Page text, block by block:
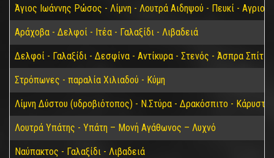
Άγιος Ιωάννης Ρώσος - Λίμνη - Λουτρά Αιδηψού - Πευκί -
Αράχοβα - Δελφοί - Ιτέα - Γαλαξίδι - Λιβαδειά
Δελφοί - Γαλαξίδι - Δεσφίνα - Αντίκυρα - Στενός - Άσπρα
Στρόπωνες - παραλία Χιλιαδού - Κύμη
Λίμνη Δύστου (υδροβιότοπος) - Ν.Στύρα - Δρακόσπιτο -
Λουτρά Υπάτης - Υπάτη – Μονή Αγάθωνος – Λυχνό
Ναύπακτος - Γαλαξίδι - Λιβαδειά